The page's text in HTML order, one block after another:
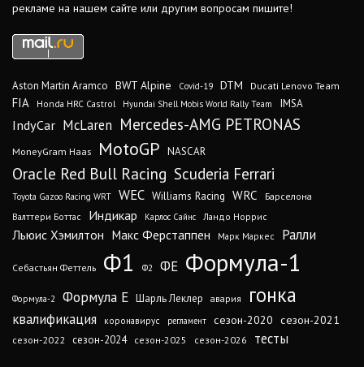
рекламе на нашем сайте или другим вопросам пишите!
Aston Martin Aramco BWT Alpine Covid-19 DTM Ducati Lenovo Team
FIA Honda HRC Castrol Hyundai Shell Mobis World Rally Team IMSA
IndyCar McLaren Mercedes-AMG PETRONAS
MoneyGram Haas MotoGP NASCAR
Oracle Red Bull Racing Scuderia Ferrari
Toyota Gazoo Racing WRT WEC Williams Racing WRC
Барселона
Валттери Боттас
Индикар Карлос Сайнс Ландо Норрис
Льюис Хэмилтон Макс Ферстаппен Марк Маркес Ралли
Себастьян Феттель Ф1 Ф2 ФЕ Формула-1
Формула-2 Формула Е Шарль Леклер авария гонка
квалификация коронавирус регламент сезон-2020 сезон-2021
сезон-2022 сезон-2024 сезон-2025 сезон-2026 тесты